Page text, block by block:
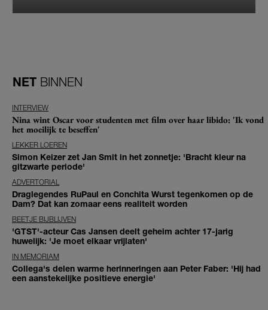
NET BINNEN
INTERVIEW
Nina wint Oscar voor studenten met film over haar libido: 'Ik vond
het moeilijk te beseffen'
LEKKER LOEREN
Simon Keizer zet Jan Smit in het zonnetje: 'Bracht kleur na
gitzwarte periode'
ADVERTORIAL
Draglegendes RuPaul en Conchita Wurst tegenkomen op de
Dam? Dat kan zomaar eens realiteit worden
BEETJE BIJBLIJVEN
'GTST'-acteur Cas Jansen deelt geheim achter 17-jarig
huwelijk: 'Je moet elkaar vrijlaten'
IN MEMORIAM
Collega's delen warme herinneringen aan Peter Faber: 'Hij had
een aanstekelijke positieve energie'